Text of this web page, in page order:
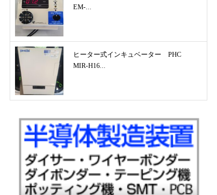
EM-...
ヒーター式インキュベーター PHC
MIR-H16...